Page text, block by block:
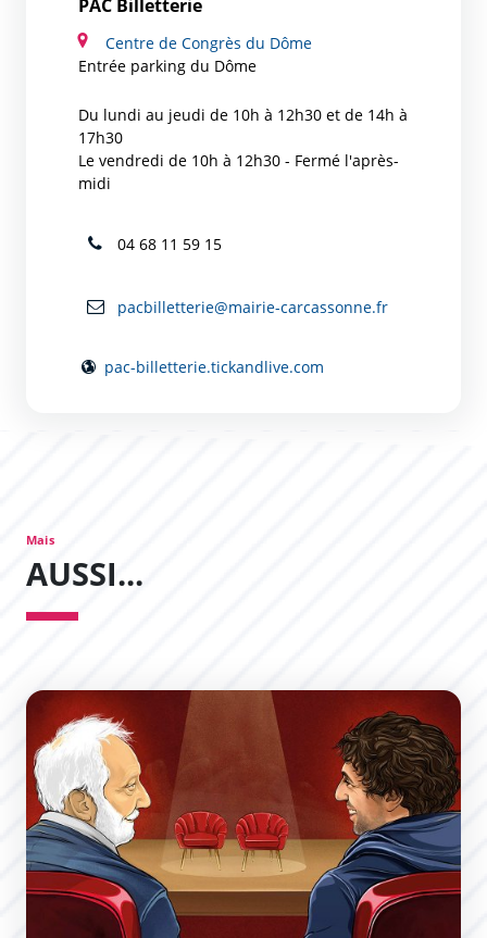
PAC Billetterie
Centre de Congrès du Dôme
Entrée parking du Dôme
Du lundi au jeudi de 10h à 12h30 et de 14h à
17h30
Le vendredi de 10h à 12h30 - Fermé l'après-
midi
04 68 11 59 15
pacbilletterie@mairie-carcassonne.fr
pac-billetterie.tickandlive.com
Mais
AUSSI...
L’Expérience Théâtrale